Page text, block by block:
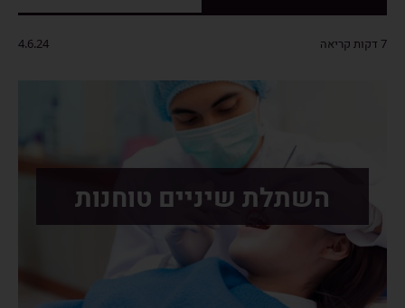
7 דקות קריאה 4.6.24
השתלת שיניים טוחנות